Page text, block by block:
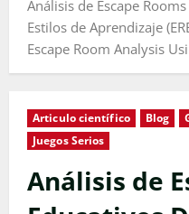
Análisis de Escape
Estilos de Aprendizaje
Escape Room Analysis
Articulo científico Blog
Juegos Serios
Análisis de